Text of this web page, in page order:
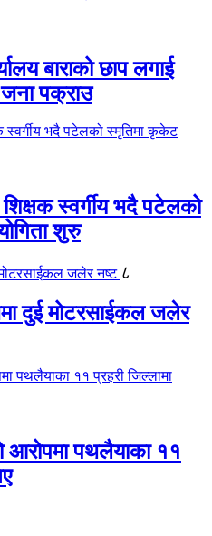
बाराको छाप लगाई
पक्राउ
शिक्षक स्वर्गीय भदै पटेलको
शुरु
८
दुई मोटरसाईकल जलेर
पथलैयाका ११